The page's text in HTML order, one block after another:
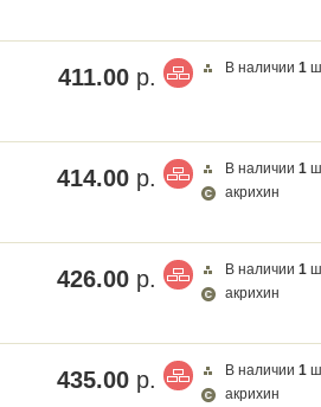
411.00 р. В наличии1
414.00 р. В наличии1
акрихин
426.00 р. В наличии1
акрихин
435.00 р. В наличии1
акрихин